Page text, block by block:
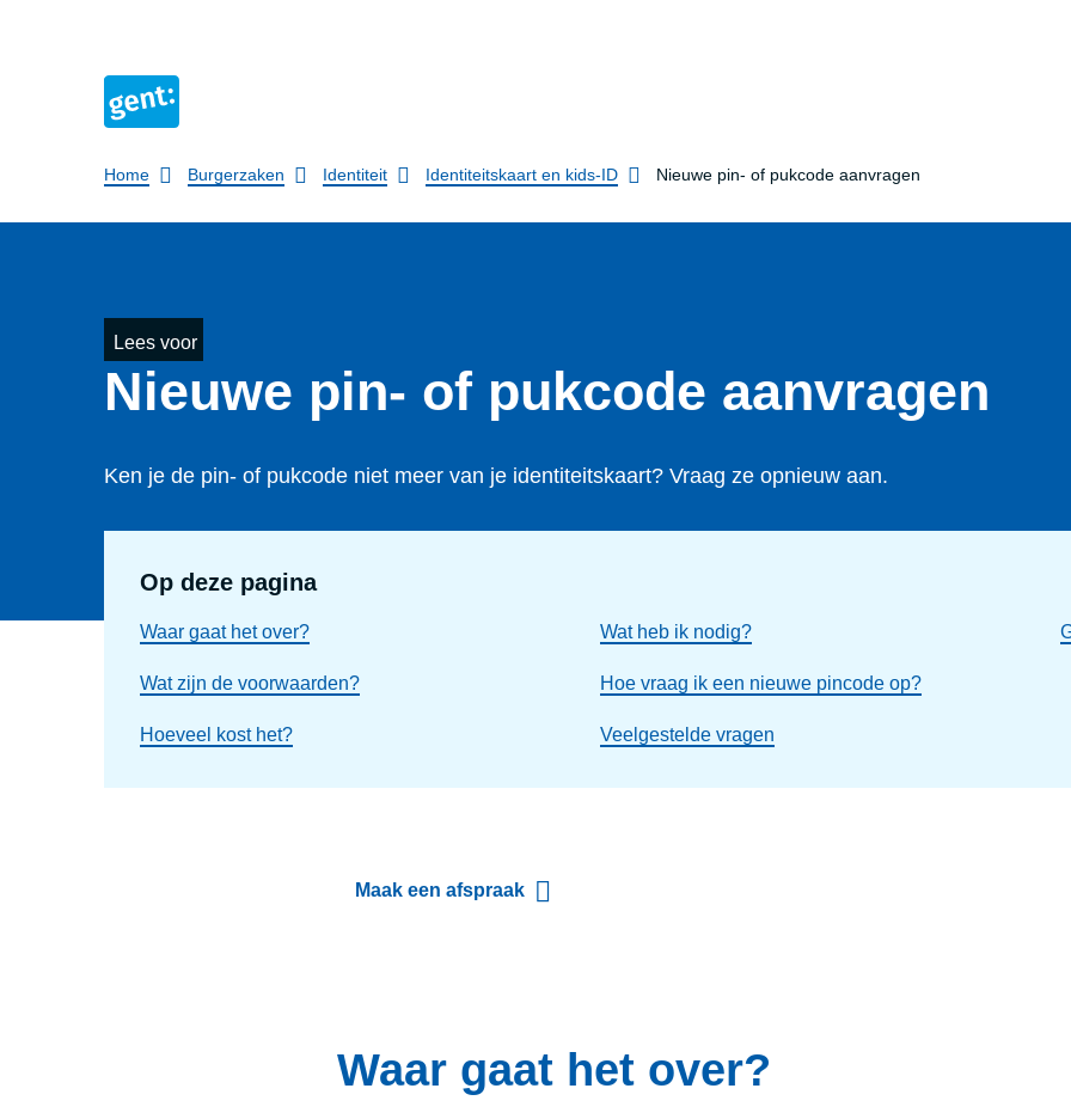
Breadcrumb
Home Burgerzaken Identiteit Identiteitskaart en kids-ID Nieuwe pin- of pukcode aanvragen
Lees voor
Nieuwe pin- of pukcode aanvragen
Ken je de pin- of pukcode niet meer van je identiteitskaart? Vraag ze opnieuw aan.
Op deze pagina
Waar gaat het over?
Wat zijn de voorwaarden?
Hoeveel kost het?
Wat heb ik nodig?
Hoe vraag ik een nieuwe pincode op?
Veelgestelde vragen
Maak een afspraak
Waar gaat het over?